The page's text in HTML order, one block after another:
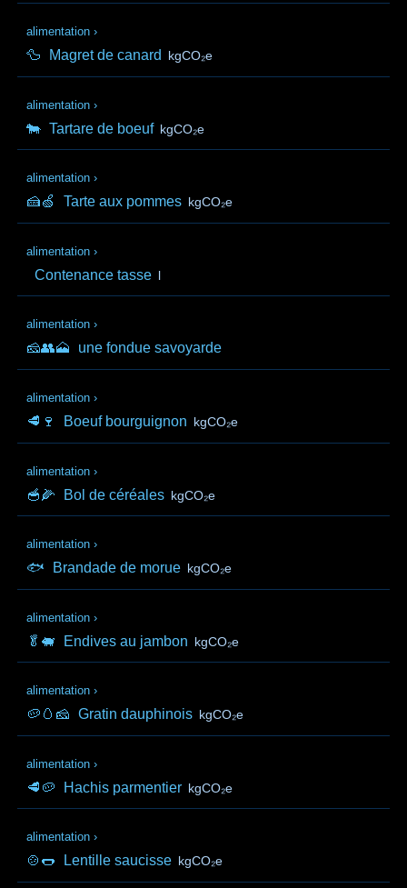
alimentation ›
🦆 Magret de canard kgCO₂e
alimentation ›
🐄 Tartare de boeuf kgCO₂e
alimentation ›
🍰🍏 Tarte aux pommes kgCO₂e
alimentation ›
Contenance tasse l
alimentation ›
🧀👥🗻 une fondue savoyarde
alimentation ›
🥩🍷 Boeuf bourguignon kgCO₂e
alimentation ›
🥣🌽 Bol de céréales kgCO₂e
alimentation ›
🐟 Brandade de morue kgCO₂e
alimentation ›
🥬🐖 Endives au jambon kgCO₂e
alimentation ›
🥔🥚🧀 Gratin dauphinois kgCO₂e
alimentation ›
🥩🥔 Hachis parmentier kgCO₂e
alimentation ›
🍲🌭 Lentille saucisse kgCO₂e